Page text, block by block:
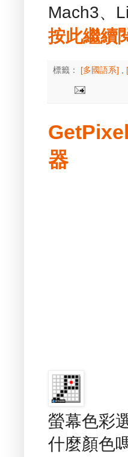
Mach3、
按此繼續
標籤： [多國語系] ,
器
螢幕色彩
什麼顏色